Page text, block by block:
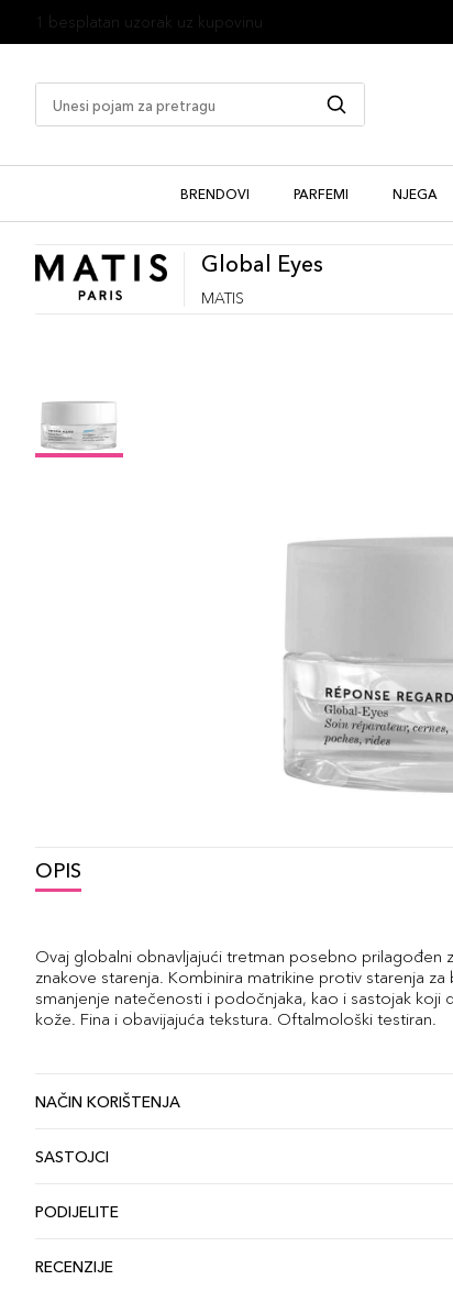
1 besplatan uzorak uz kupovinu
BRENDOVI PARFEMI NJEGA
Global Eyes
MATIS
OPIS
Ovaj globalni obnavljajući tretman posebno prilagođen
znakove starenja. Kombinira matrikine protiv starenja
smanjenje natečenosti i podočnjaka, kao i sastojak
kože. Fina i obavijajuća tekstura. Oftalmološki testiran.
NAČIN KORIŠTENJA
SASTOJCI
PODIJELITE
RECENZIJE